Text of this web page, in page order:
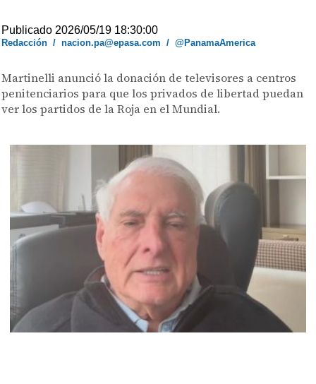
Publicado 2026/05/19 18:30:00
Redacción /nacion.pa@epasa.com /@PanamaAmerica
Martinelli anunció la donación de televisores a centros
penitenciarios para que los privados de libertad puedan
ver los partidos de la Roja en el Mundial.